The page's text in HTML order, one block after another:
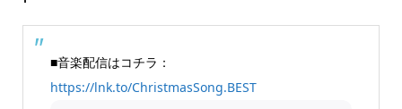
■音楽配信はコチラ：
https://lnk.to/ChristmasSong.BEST